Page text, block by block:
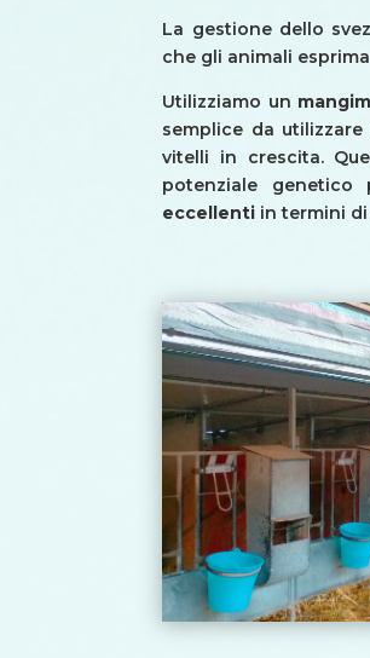
La gestione dello
che gli animali
Utilizziamo un
semplice da
vitelli in crescita.
potenziale genetico
eccellenti in termini